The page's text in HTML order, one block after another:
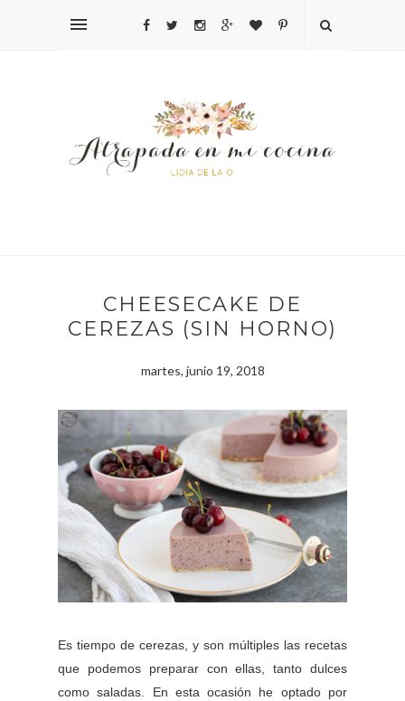
CHEESECAKE DE
CEREZAS (SIN HORNO)
martes, junio 19, 2018
Es tiempo de cerezas, y son múltiples las recetas
que podemos preparar con ellas, tanto dulces
como saladas. En esta ocasión he optado por